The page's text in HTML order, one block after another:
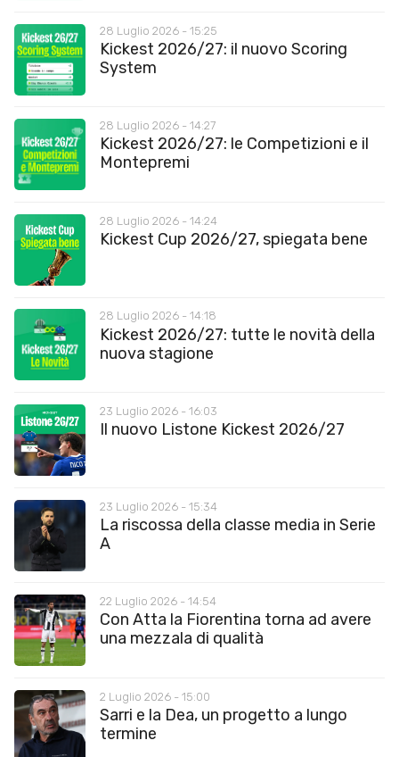
28 Luglio 2026 - 15:25
Kickest 2026/27: il nuovo Scoring
System
28 Luglio 2026 - 14:27
Kickest 2026/27: le Competizioni e il
Montepremi
28 Luglio 2026 - 14:24
Kickest Cup 2026/27, spiegata bene
28 Luglio 2026 - 14:18
Kickest 2026/27: tutte le novità della
nuova stagione
23 Luglio 2026 - 16:03
Il nuovo Listone Kickest 2026/27
23 Luglio 2026 - 15:34
La riscossa della classe media in Serie
A
22 Luglio 2026 - 14:54
Con Atta la Fiorentina torna ad avere
una mezzala di qualità
2 Luglio 2026 - 15:00
Sarri e la Dea, un progetto a lungo
termine